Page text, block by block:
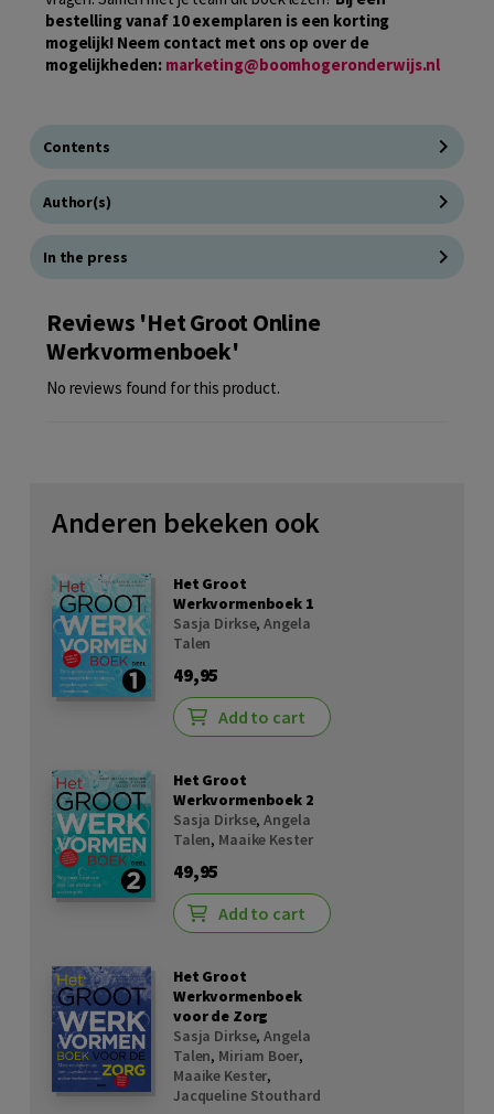
bestelling vanaf 10 exemplaren is een korting
mogelijk! Neem contact met ons op over de
mogelijkheden: marketing@boomhogeronderwijs.nl
Contents
Author(s)
In the press
Reviews 'Het Groot Online
Werkvormenboek'
No reviews found for this product.
Anderen bekeken ook
Het Groot
Werkvormenboek 1
Sasja Dirkse,Angela
Talen
49,95
Add to cart
Het Groot
Werkvormenboek 2
Sasja Dirkse,Angela
Talen, Maaike Kester
49,95
Add to cart
Het Groot
Werkvormenboek
voor de Zorg
Sasja Dirkse,Angela
Talen, Miriam Boer,
Maaike Kester,
Jacqueline Stouthard